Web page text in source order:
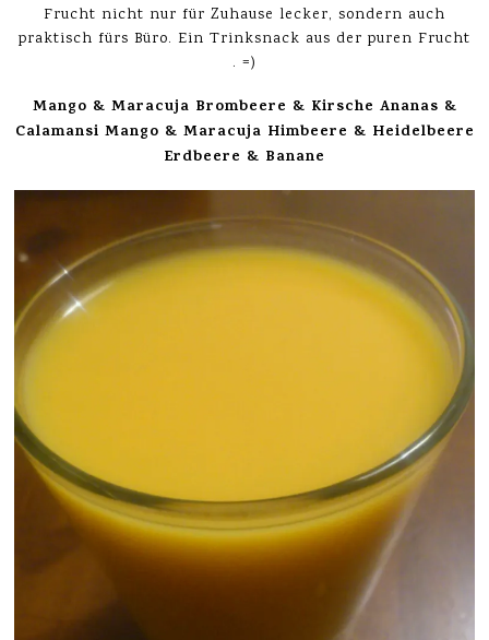
Frucht nicht nur für Zuhause lecker, sondern auch
praktisch fürs Büro. Ein Trinksnack aus der puren Frucht
. =)
Mango & Maracuja Brombeere & Kirsche Ananas &
Calamansi Mango & Maracuja Himbeere & Heidelbeere
Erdbeere & Banane